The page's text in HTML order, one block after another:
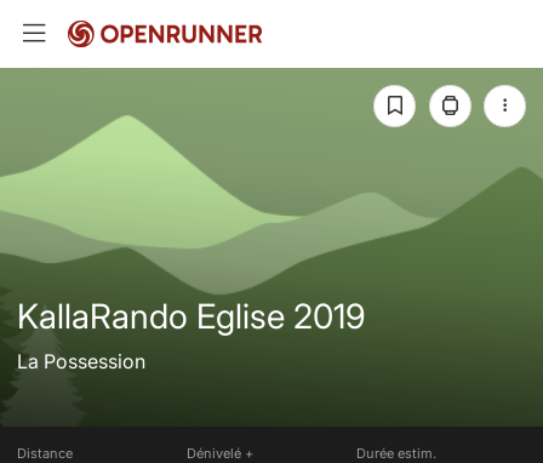
KallaRando Eglise 2019
La Possession
Distance Dénivelé + Durée estim.